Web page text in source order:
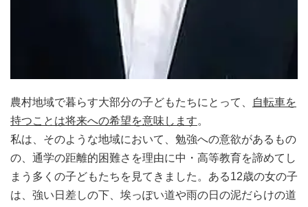
農村地域で暮らす大部分の子どもたちにとって、
自転車を
持つことは将来への希望を意味します。
私は、そのような地域において、勉強への意欲があるもの
の、通学の距離的困難さを理由に中・高等教育を諦めてし
まう多くの子どもたちを見てきました。 ある12歳の女の子
は、強い日差しの下、埃っぽい道や雨の日の泥だらけの道